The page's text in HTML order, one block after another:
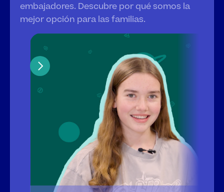
embajadores. Descubre por qué somos la
mejor opción para las familias.